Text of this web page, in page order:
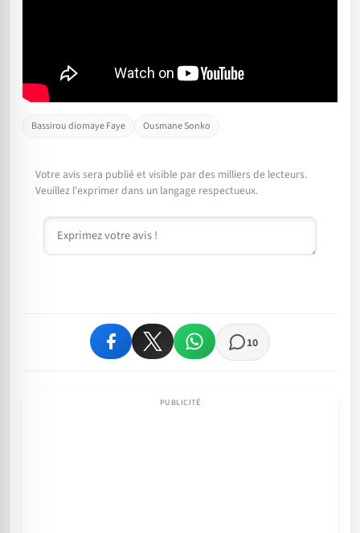
Bassirou diomaye Faye Ousmane Sonko
Votre avis sera publié et visible par des milliers de lecteurs.
Veuillez l'exprimer dans un langage respectueux.
Commentaire
10